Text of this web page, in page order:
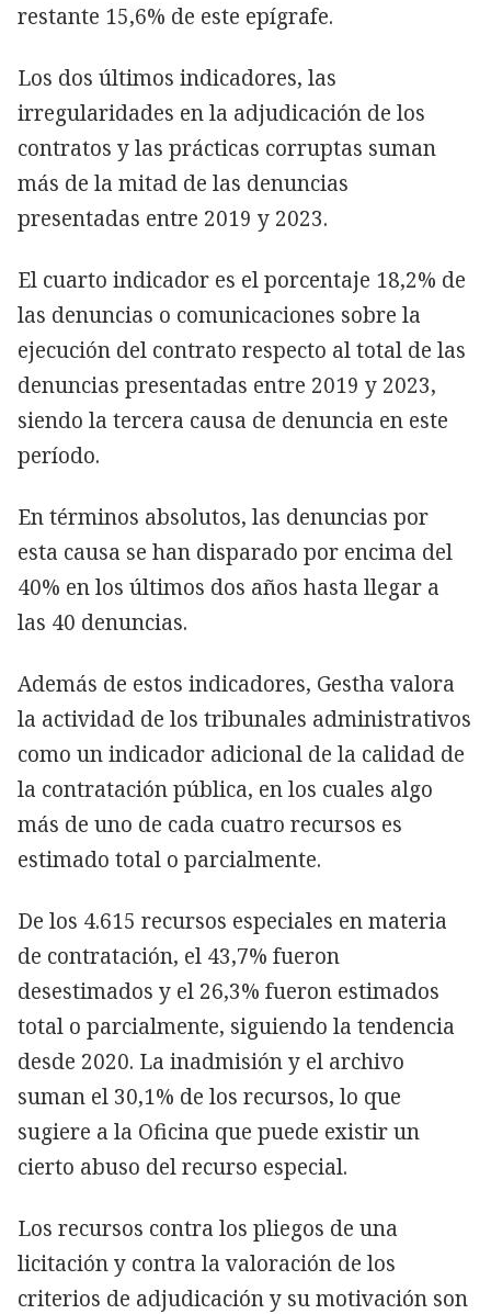
restante 15,6% de este epígrafe.
Los dos últimos indicadores, las
irregularidades en la adjudicación de los
contratos y las prácticas corruptas suman
más de la mitad de las denuncias
presentadas entre 2019 y 2023.
El cuarto indicador es el porcentaje 18,2% de
las denuncias o comunicaciones sobre la
ejecución del contrato respecto al total de las
denuncias presentadas entre 2019 y 2023,
siendo la tercera causa de denuncia en este
período.
En términos absolutos, las denuncias por
esta causa se han disparado por encima del
40% en los últimos dos años hasta llegar a
las 40 denuncias.
Además de estos indicadores, Gestha valora
la actividad de los tribunales administrativos
como un indicador adicional de la calidad de
la contratación pública, en los cuales algo
más de uno de cada cuatro recursos es
estimado total o parcialmente.
De los 4.615 recursos especiales en materia
de contratación, el 43,7% fueron
desestimados y el 26,3% fueron estimados
total o parcialmente, siguiendo la tendencia
desde 2020. La inadmisión y el archivo
suman el 30,1% de los recursos, lo que
sugiere a la Oficina que puede existir un
cierto abuso del recurso especial.
Los recursos contra los pliegos de una
licitación y contra la valoración de los
criterios de adjudicación y su motivación son